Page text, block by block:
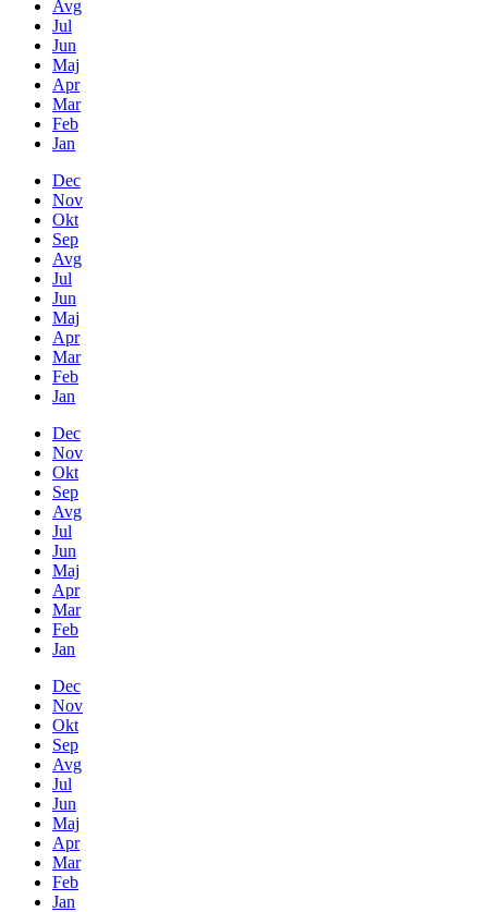
Avg
Jul
Jun
Maj
Apr
Mar
Feb
Jan
Dec
Nov
Okt
Sep
Avg
Jul
Jun
Maj
Apr
Mar
Feb
Jan
Dec
Nov
Okt
Sep
Avg
Jul
Jun
Maj
Apr
Mar
Feb
Jan
Dec
Nov
Okt
Sep
Avg
Jul
Jun
Maj
Apr
Mar
Feb
Jan